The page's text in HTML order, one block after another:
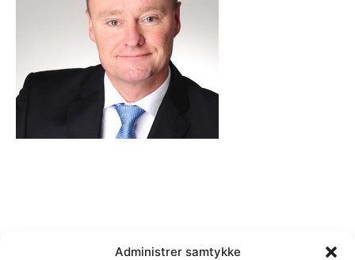
Administrer samtykke